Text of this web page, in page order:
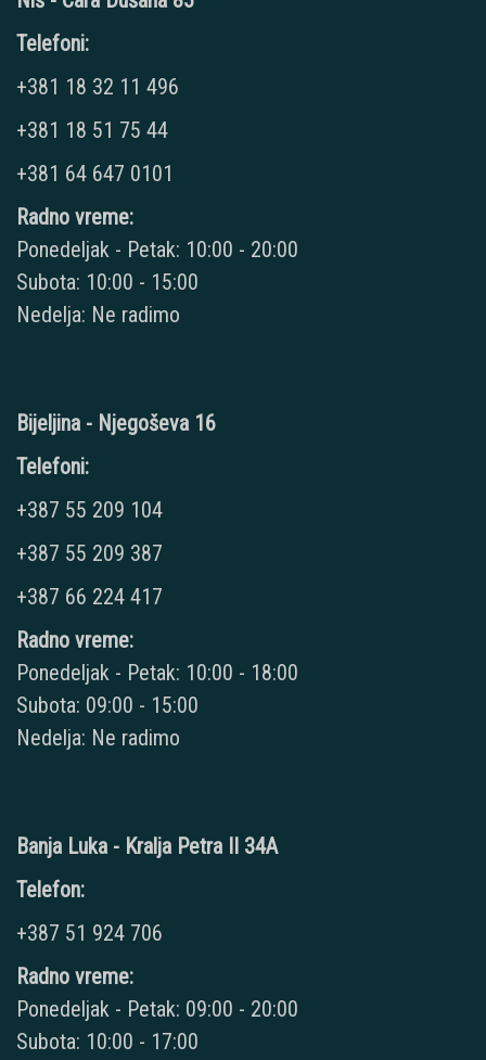
Telefoni:
+381 18 32 11 496
+381 18 51 75 44
+381 64 647 0101
Radno vreme:
Ponedeljak - Petak: 10:00 - 20:00
Subota: 10:00 - 15:00
Nedelja: Ne radimo
Bijeljina - Njegoševa 16
Telefoni:
+387 55 209 104
+387 55 209 387
+387 66 224 417
Radno vreme:
Ponedeljak - Petak: 10:00 - 18:00
Subota: 09:00 - 15:00
Nedelja: Ne radimo
Banja Luka - Kralja Petra II 34A
Telefon:
+387 51 924 706
Radno vreme:
Ponedeljak - Petak: 09:00 - 20:00
Subota: 10:00 - 17:00